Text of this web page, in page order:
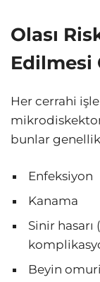
Olası
Edilmesi
Her cerrahi
bunlar
Enfeksiyon
Kanama
Sinir
Beyin